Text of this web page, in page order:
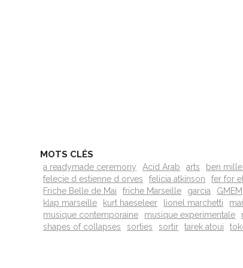
MOTS CLÉS
a readymade ceremony Acid Arab arts ben
felecie d estienne d orves
felicia atkinson fer for
Friche Belle de Mai
friche Marseille garcia GMEM
klap marseille
kurt haeseleer lionel marchetti
musique contemporaine
musique experimentale
shapes of collapses
sorties sortir tarek atoui